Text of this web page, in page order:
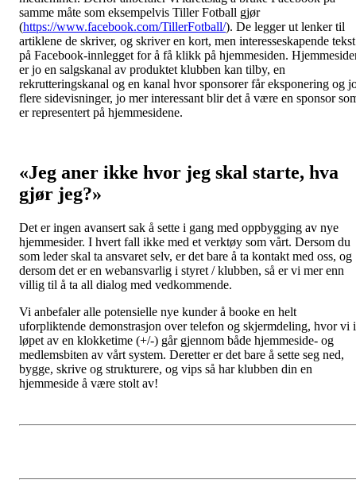
samme måte som eksempelvis Tiller Fotball gjør
(https://www.facebook.com/TillerFotball/). De legger ut lenker til
artiklene de skriver, og skriver en kort, men interesseskapende tekst
på Facebook-innlegget for å få klikk på hjemmesiden.
er jo en salgskanal av produktet klubben kan tilby, en
rekrutteringskanal og en kanal hvor sponsorer får eksponering og
flere sidevisninger, jo mer interessant blir det å være en sponsor
er representert på hjemmesidene.
«Jeg aner ikke hvor jeg skal starte, hva
gjør jeg?»
Det er ingen avansert sak å sette i gang med oppbygging av nye
hjemmesider. I hvert fall ikke med et verktøy som vårt. Dersom du
som leder skal ta ansvaret selv, er det bare å ta kontakt med oss, og
dersom det er en webansvarlig i styret / klubben, så er vi mer enn
villig til å ta all dialog med vedkommende.
Vi anbefaler alle potensielle nye kunder å booke en helt
uforpliktende demonstrasjon over telefon og skjermdeling, hvor vi i
løpet av en klokketime (+/-) går gjennom både hjemmeside- og
medlemsbiten av vårt system. Deretter er det bare å sette seg ned,
bygge, skrive og strukturere, og vips så har klubben din en
hjemmeside å være stolt av!